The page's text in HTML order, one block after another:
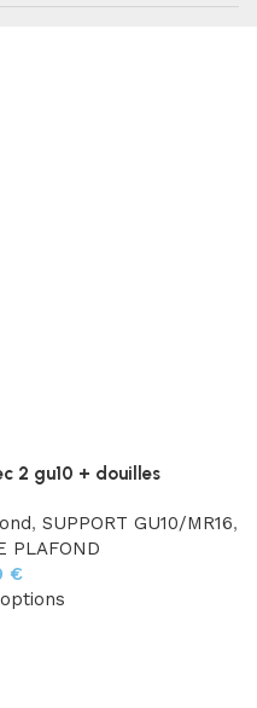
2 gu10 + douilles
, SUPPORT GU10/MR16,
PLAFOND
€